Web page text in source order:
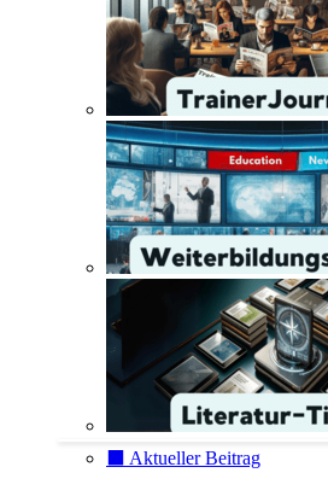
⬛️ Aktueller Beitrag